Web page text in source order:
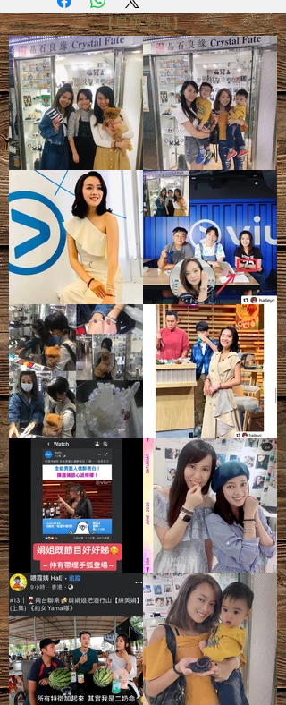
電腦螢幕設定不同，可能會有微色差
- 圖片只供參考，尺寸可能有所偏差，
一切以實際出貨物品為準
- 天然礦寶石有天然石紋、雲霧、雜
質、礦痕、冰紋等等，皆為正常現象
【星級之選】